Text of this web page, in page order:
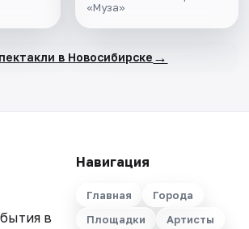
«Муза»
в Новосибирске →
в
Навигация
Главная
Города
Площадки
Артисты